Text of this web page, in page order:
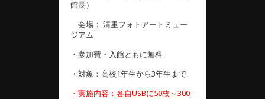
館長）
会場： 清里フォトアートミュー
ジアム
・参加費・入館ともに無料
・対象：高校1年生から3年生まで
・実施内容： 各自USBに50枚～300